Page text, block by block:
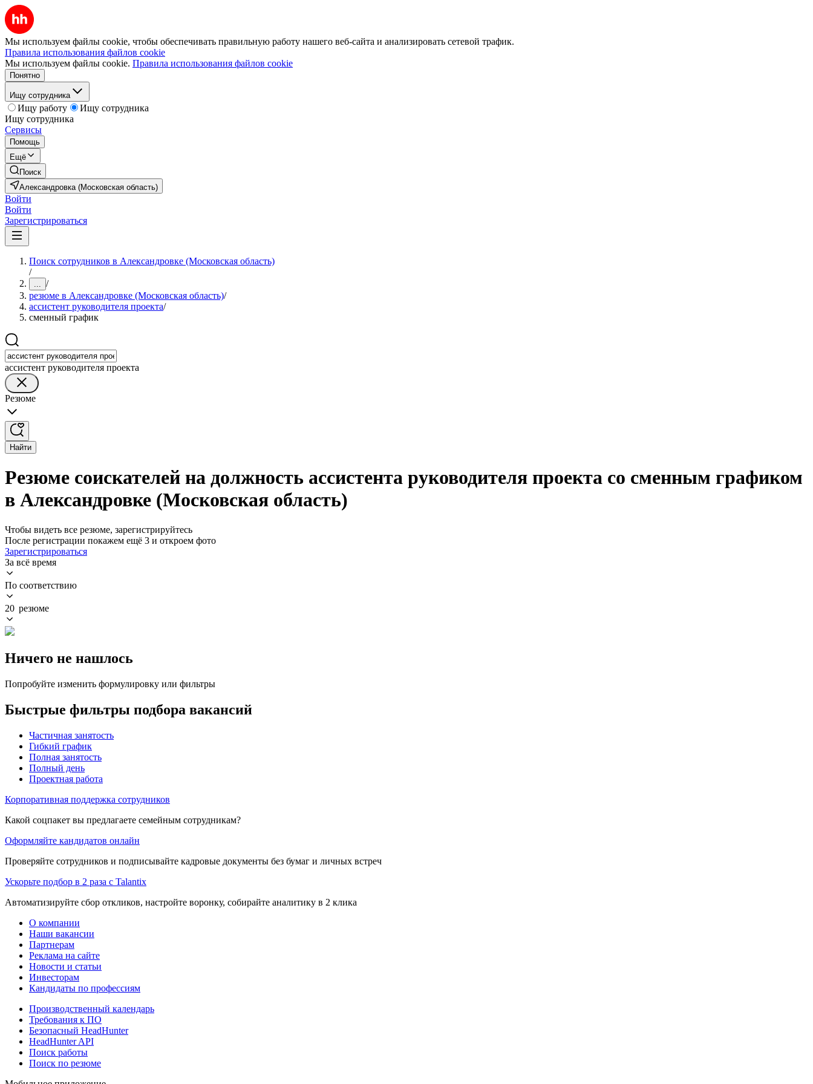
Мы используем файлы cookie, чтобы обеспечивать правильную работу нашего веб-сайта и анализировать сетевой трафик.
Правила использования файлов cookie
Мы используем файлы cookie. Правила использования файлов cookie
Понятно
Ищу сотрудника
Ищу работу
Ищу сотрудника
Ищу сотрудника
Сервисы
Помощь
Ещё
Поиск
Александровка (Московская область)
Войти
Войти
Зарегистрироваться
Поиск сотрудников в Александровке (Московская область)
/
... /
резюме в Александровке (Московская область)/
ассистент руководителя проекта/
сменный график
ассистент руководителя проекта
Резюме
Найти
Резюме соискателей на должность ассистента руководителя проекта со сменным графиком
в Александровке (Московская область)
Чтобы видеть все резюме, зарегистрируйтесь
После регистрации покажем ещё 3 и откроем фото
Зарегистрироваться
За всё время
По соответствию
20 резюме
Ничего не нашлось
Попробуйте изменить формулировку или фильтры
Быстрые фильтры подбора вакансий
Частичная занятость
Гибкий график
Полная занятость
Полный день
Проектная работа
Корпоративная поддержка сотрудников
Какой соцпакет вы предлагаете семейным сотрудникам?
Оформляйте кандидатов онлайн
Проверяйте сотрудников и подписывайте кадровые документы без бумаг и личных встреч
Ускорьте подбор в 2 раза с Talantix
Автоматизируйте сбор откликов, настройте воронку, собирайте аналитику в 2 клика
О компании
Наши вакансии
Партнерам
Реклама на сайте
Новости и статьи
Инвесторам
Кандидаты по профессиям
Производственный календарь
Требования к ПО
Безопасный HeadHunter
HeadHunter API
Поиск работы
Поиск по резюме